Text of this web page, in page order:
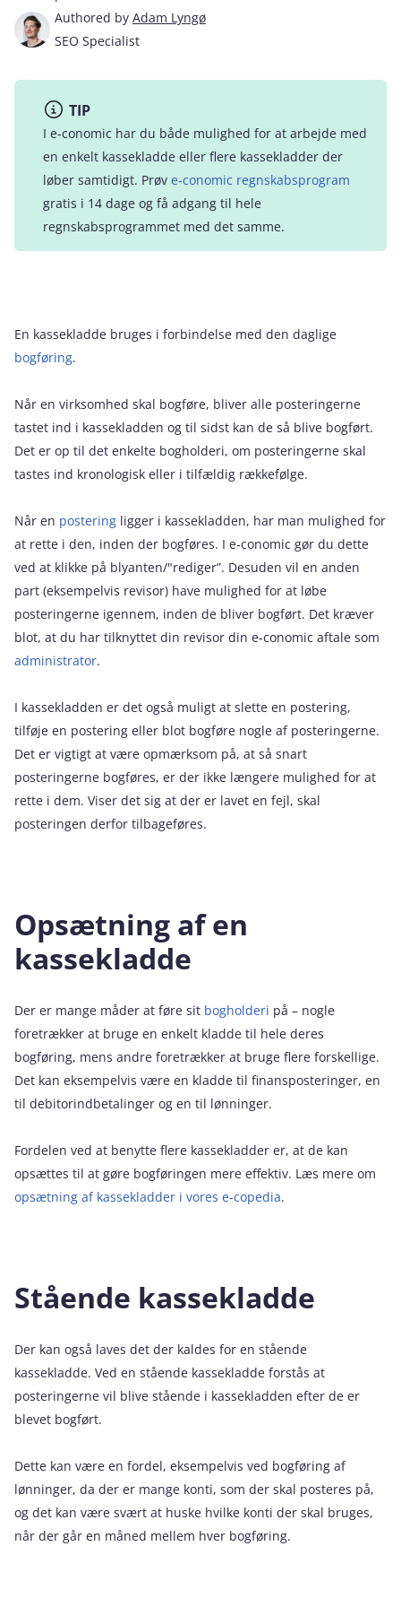
Authored by Adam Lyngø
SEO Specialist
TIP
I e‑conomic har du både mulighed for at arbejde med
en enkelt kassekladde eller flere kassekladder der
løber samtidigt. Prøv e‑conomic regnskabsprogram
gratis i 14 dage og få adgang til hele
regnskabsprogrammet med det samme.
En kassekladde bruges i forbindelse med den daglige
bogføring.
Når en virksomhed skal bogføre, bliver alle posteringerne
tastet ind i kassekladden og til sidst kan de så blive bogført.
Det er op til det enkelte bogholderi, om posteringerne skal
tastes ind kronologisk eller i tilfældig rækkefølge.
Når en postering ligger i kassekladden, har man mulighed for
at rette i den, inden der bogføres. I e‑conomic gør du dette
ved at klikke på blyanten/"rediger”. Desuden vil en anden
part (eksempelvis revisor) have mulighed for at løbe
posteringerne igennem, inden de bliver bogført. Det kræver
blot, at du har tilknyttet din revisor din e‑conomic aftale som
administrator.
I kassekladden er det også muligt at slette en postering,
tilføje en postering eller blot bogføre nogle af posteringerne.
Det er vigtigt at være opmærksom på, at så snart
posteringerne bogføres, er der ikke længere mulighed for at
rette i dem. Viser det sig at der er lavet en fejl, skal
posteringen derfor tilbageføres.
Opsætning af en
kassekladde
Der er mange måder at føre sit bogholderi på – nogle
foretrækker at bruge en enkelt kladde til hele deres
bogføring, mens andre foretrækker at bruge flere forskellige.
Det kan eksempelvis være en kladde til finansposteringer, en
til debitorindbetalinger og en til lønninger.
Fordelen ved at benytte flere kassekladder er, at de kan
opsættes til at gøre bogføringen mere effektiv. Læs mere om
opsætning af kassekladder i vores e-copedia.
Stående kassekladde
Der kan også laves det der kaldes for en stående
kassekladde. Ved en stående kassekladde forstås at
posteringerne vil blive stående i kassekladden efter de er
blevet bogført.
Dette kan være en fordel, eksempelvis ved bogføring af
lønninger, da der er mange konti, som der skal posteres på,
og det kan være svært at huske hvilke konti der skal bruges,
når der går en måned mellem hver bogføring.